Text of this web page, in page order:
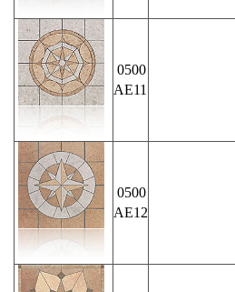
0500
AE11
0500
AE12